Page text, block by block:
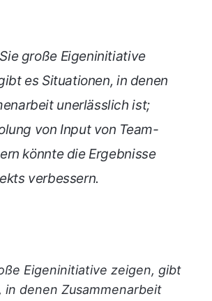
große Eigeninitiative
es Situationen, in denen
unerlässlich ist;
von Input von Team-
könnte die Ergebnisse
verbessern.
Eigeninitiative zeigen, gibt
in denen Zusammenarbeit